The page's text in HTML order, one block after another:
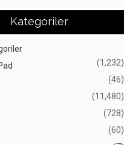
Kategoriler
(1,232)
(46)
(11,480)
(728)
(60)